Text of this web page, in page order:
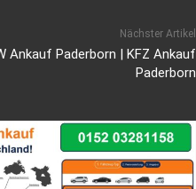
Nächster Artikel
Ankauf Paderborn | KFZ Ankauf
Paderborn